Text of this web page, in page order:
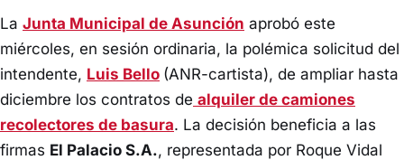
La Junta Municipal de Asunción aprobó este
miércoles, en sesión ordinaria, la polémica solicitud del
intendente, Luis Bello (ANR-cartista), de ampliar hasta
diciembre los contratos de alquiler de camiones
recolectores de basura. La decisión beneficia a las
firmas El Palacio S.A., representada por Roque Vidal